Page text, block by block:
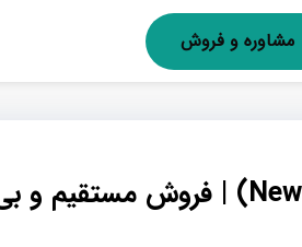
مشاوره و فروش